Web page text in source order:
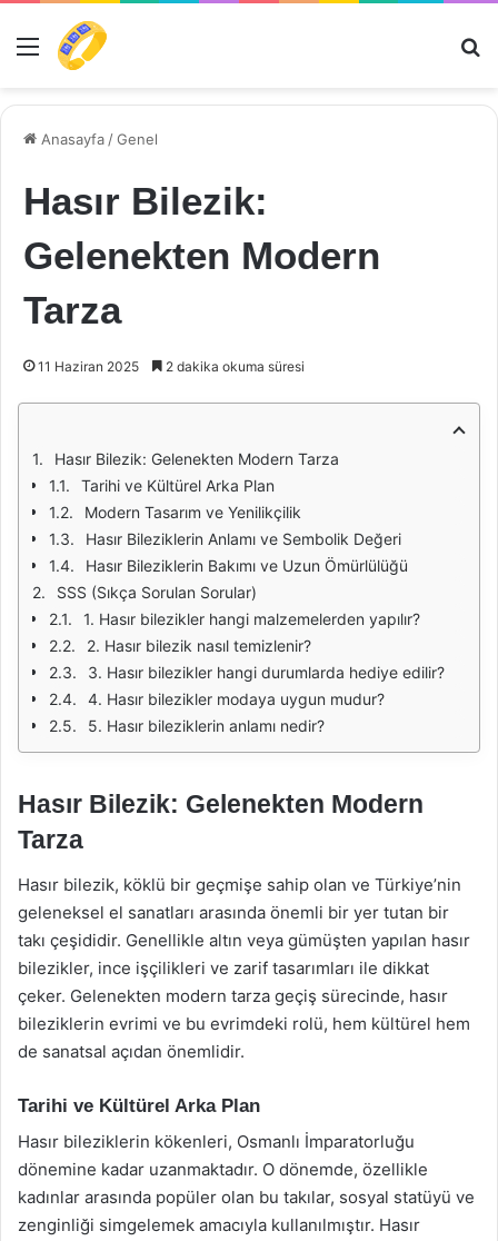
Menü
Anasayfa /Genel
Hasır Bilezik:
Gelenekten Modern
Tarza
11 Haziran 2025 2 dakika okuma süresi
Hasır Bilezik: Gelenekten Modern Tarza
Tarihi ve Kültürel Arka Plan
Modern Tasarım ve Yenilikçilik
Hasır Bileziklerin Anlamı ve Sembolik Değeri
Hasır Bileziklerin Bakımı ve Uzun Ömürlülüğü
SSS (Sıkça Sorulan Sorular)
1. Hasır bilezikler hangi malzemelerden yapılır?
2. Hasır bilezik nasıl temizlenir?
3. Hasır bilezikler hangi durumlarda hediye edilir?
4. Hasır bilezikler modaya uygun mudur?
5. Hasır bileziklerin anlamı nedir?
Hasır Bilezik: Gelenekten Modern
Tarza
Hasır bilezik, köklü bir geçmişe sahip olan ve Türkiye’nin
geleneksel el sanatları arasında önemli bir yer tutan bir
takı çeşididir. Genellikle altın veya gümüşten yapılan hasır
bilezikler, ince işçilikleri ve zarif tasarımları ile dikkat
çeker. Gelenekten modern tarza geçiş sürecinde, hasır
bileziklerin evrimi ve bu evrimdeki rolü, hem kültürel hem
de sanatsal açıdan önemlidir.
Tarihi ve Kültürel Arka Plan
Hasır bileziklerin kökenleri, Osmanlı İmparatorluğu
dönemine kadar uzanmaktadır. O dönemde, özellikle
kadınlar arasında popüler olan bu takılar, sosyal statüyü ve
zenginliği simgelemek amacıyla kullanılmıştır. Hasır